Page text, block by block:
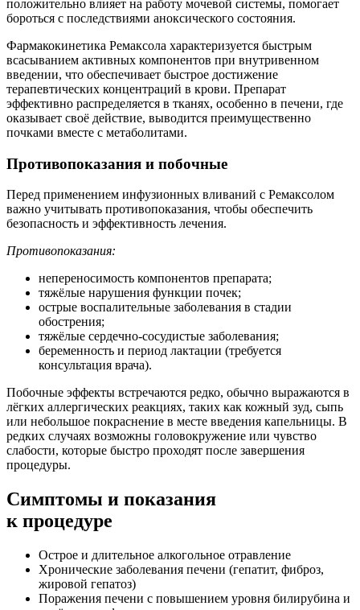
положительно влияет на работу мочевой системы, помогает
бороться с последствиями аноксического состояния.
Фармакокинетика Ремаксола характеризуется быстрым
всасыванием активных компонентов при внутривенном
введении, что обеспечивает быстрое достижение
терапевтических концентраций в крови. Препарат
эффективно распределяется в тканях, особенно в печени, где
оказывает своё действие, выводится преимущественно
почками вместе с метаболитами.
Противопоказания и побочные
Перед применением инфузионных вливаний с Ремаксолом
важно учитывать противопоказания, чтобы обеспечить
безопасность и эффективность лечения.
Противопоказания:
непереносимость компонентов препарата;
тяжёлые нарушения функции почек;
острые воспалительные заболевания в стадии
обострения;
тяжёлые сердечно-сосудистые заболевания;
беременность и период лактации (требуется
консультация врача).
Побочные эффекты встречаются редко, обычно выражаются в
лёгких аллергических реакциях, таких как кожный зуд, сыпь
или небольшое покраснение в месте введения капельницы. В
редких случаях возможны головокружение или чувство
слабости, которые быстро проходят после завершения
процедуры.
Симптомы и показания
к процедуре
Острое и длительное алкогольное отравление
Хронические заболевания печени (гепатит, фиброз,
жировой гепатоз)
Поражения печени с повышением уровня билирубина и